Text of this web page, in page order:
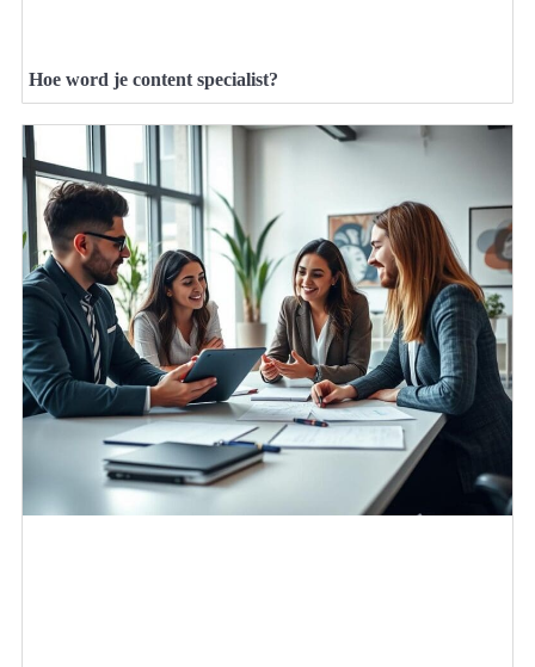
Hoe word je content specialist?